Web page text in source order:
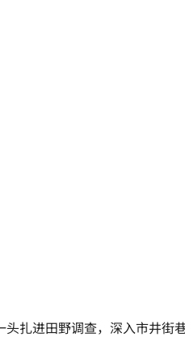
扎进田野调查，深入市井街